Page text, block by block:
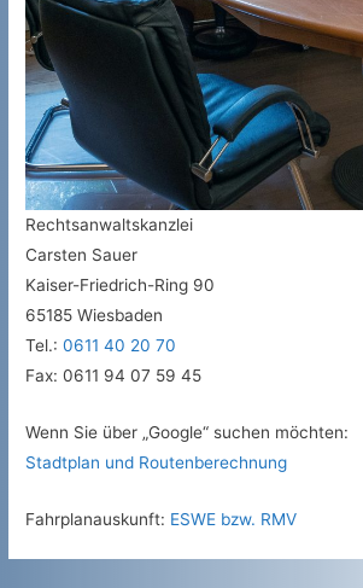
Rechtsanwaltskanzlei
Carsten Sauer
Kaiser-Friedrich-Ring 90
65185 Wiesbaden
Tel.:0611 40 20 70
Fax: 0611 94 07 59 45
Wenn Sie über „Google“ suchen möchten:
Stadtplan und Routenberechnung
Fahrplanauskunft: ESWE bzw. RMV